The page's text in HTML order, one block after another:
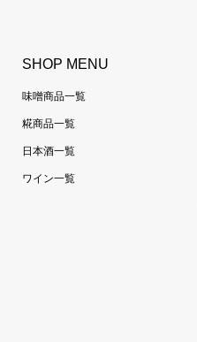
SHOP MENU
味噌商品一覧
糀商品一覧
日本酒一覧
ワイン一覧